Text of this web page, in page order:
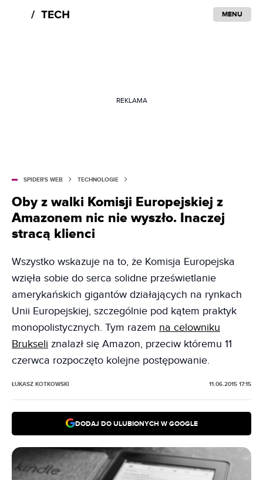
MENU
REKLAMA
SPIDER'S WEB TECHNOLOGIE
Oby z walki Komisji Europejskiej z
Amazonem nic nie wyszło. Inaczej
stracą klienci
Wszystko wskazuje na to, że Komisja Europejska
wzięła sobie do serca solidne prześwietlanie
amerykańskich gigantów działających na rynkach
Unii Europejskiej, szczególnie pod kątem praktyk
monopolistycznych. Tym razem na celowniku
Brukseli znalazł się Amazon, przeciw któremu 11
czerwca rozpoczęto kolejne postępowanie.
ŁUKASZ KOTKOWSKI 11.06.2015 17:15
DODAJ DO ULUBIONYCH W GOOGLE